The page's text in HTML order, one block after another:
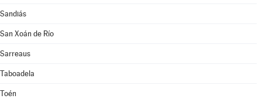
Sandiás
San Xoán de Río
Sarreaus
Taboadela
Toén